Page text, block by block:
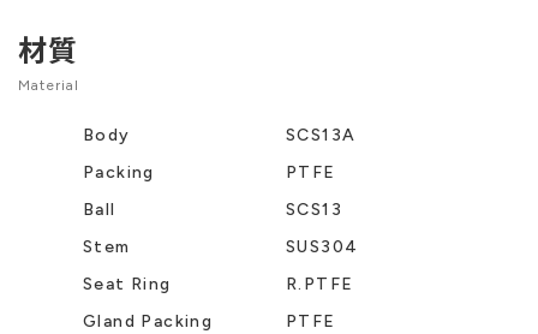
材質
Material
Body
SCS13A
Packing
PTFE
Ball
SCS13
Stem
SUS304
Seat Ring
R.PTFE
Gland Packing
PTFE